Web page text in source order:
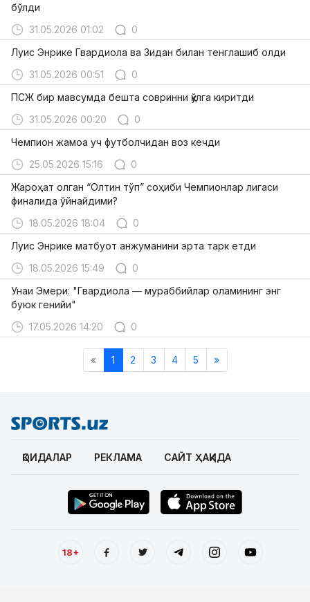
бўлди
31.05.2026 01:02
0
Луис Энрике Гвардиола ва Зидан билан тенглашиб олди
31.05.2026 00:51
0
ПСЖ бир мавсумда бешта совринни қўлга киритди
31.05.2026 00:20
0
Чемпион жамоа уч футболчидан воз кечди
25.05.2026 15:16
0
Жароҳат олган “Олтин тўп” соҳиби Чемпионлар лигаси
финалида ўйнайдими?
18.05.2026 18:04
0
Луис Энрике матбуот анжуманини эрта тарк етди
18.05.2026 15:49
0
Унаи Эмери: "Гвардиола — мураббийлар оламининг энг
буюк генийи"
17.05.2026 14:20
0
« 1 2 3 4 5 »
ҚОИДАЛАР РЕКЛАМА САЙТ ҲАҚИДА
18+